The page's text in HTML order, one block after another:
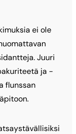
ei ole
Juuri
ja -
flunssan